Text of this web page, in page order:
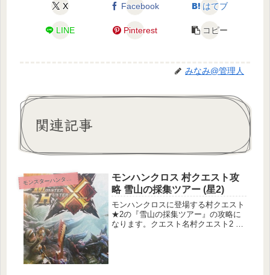
X Facebook はてブ
LINE Pinterest コピー
みなみ@管理人
関連記事
モ ンスターハンタークロス
モンハンクロス 村クエスト攻
略 雪山の採集ツアー (星2)
モンハンクロスに登場する村クエスト
★2の『雪山の採集ツアー』の攻略に
なります。クエスト名村クエスト2 雪